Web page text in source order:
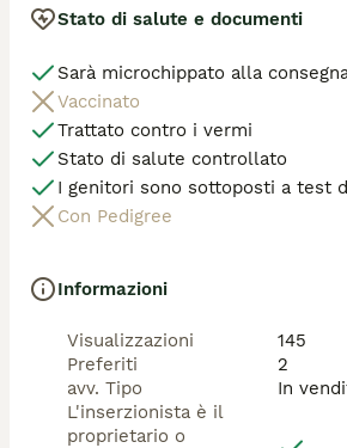
Stato di salute e documenti
Sarà microchippato alla
Vaccinato
Trattato contro i vermi
Stato di salute controllato
I genitori sono sottoposti a test
Con Pedigree
Informazioni
Visualizzazioni
145
Preferiti
2
avv. Tipo
In
L'inserzionista è il
proprietario o